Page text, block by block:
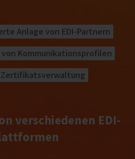
Anlage von EDI-Partnern
Kommunikationsprofilen
verschiedenen EDI-